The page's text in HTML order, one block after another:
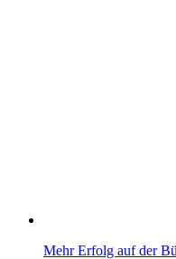
Mehr Erfolg auf der